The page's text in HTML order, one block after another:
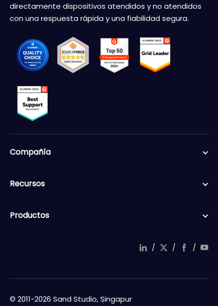
directamente dispositivos atendidos y no atendidos
con una respuesta rápida y una fiabilidad segura.
Compañía
Recursos
Productos
/ / /
© 2011-2026 Sand Studio, Singapur